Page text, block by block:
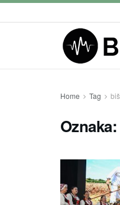
Home Tag
Oznaka: